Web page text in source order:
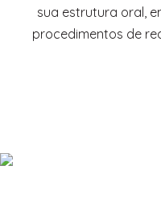
sua estrutura oral,
procedimentos de